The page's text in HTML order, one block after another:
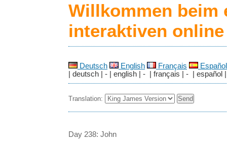
Willkommen beim
interaktiven
Deutsch English Français
Español
| deutsch | - | english | - | français | - | español |
Translation:
Day 238: John